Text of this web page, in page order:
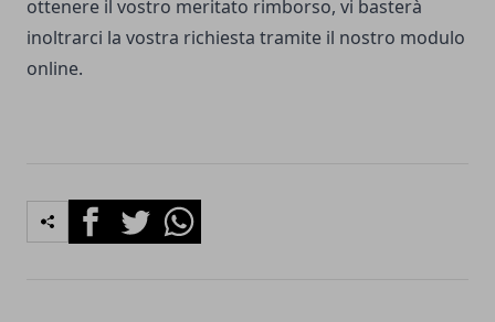
ottenere il vostro meritato rimborso, vi basterà
inoltrarci la vostra richiesta tramite il nostro modulo
online.
FacebookTwitterWhatsapp